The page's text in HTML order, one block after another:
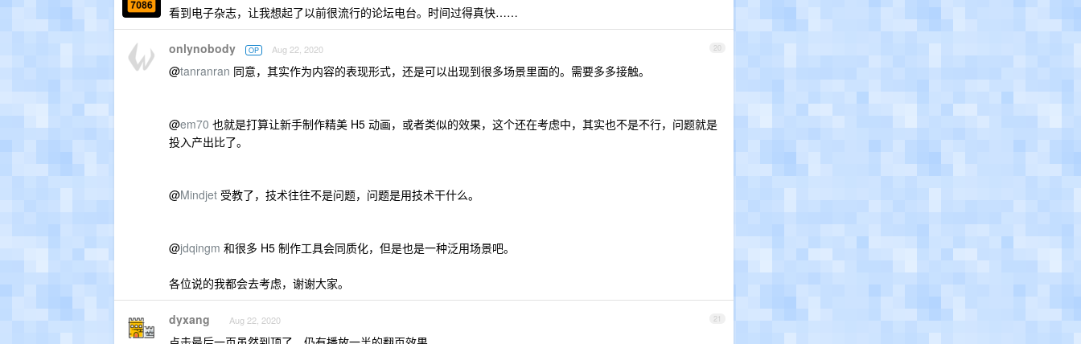
看到电子杂志，让我想起了以前很流行的论坛电台。时间过得真快……
20
onlynobody OP Aug 22, 2020
@tanranran 同意，其实作为内容的表现形式，还是可以出现到很多场景里面的。需要多多接触。
@em70 也就是打算让新手制作精美 H5 动画，或者类似的效果，这个还在考虑中，其实也不是不行，问题就是
投入产出比了。
@Mindjet 受教了，技术往往不是问题，问题是用技术干什么。
@jdqingm 和很多 H5 制作工具会同质化，但是也是一种泛用场景吧。
各位说的我都会去考虑，谢谢大家。
21
dyxang Aug 22, 2020